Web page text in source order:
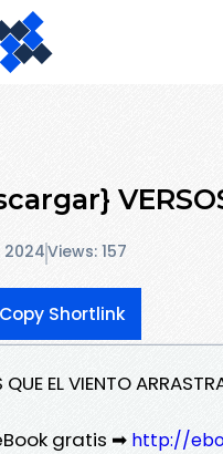
2024Views: 157
Copy Shortlink
QUE EL VIENTO
gratis ➡ http://